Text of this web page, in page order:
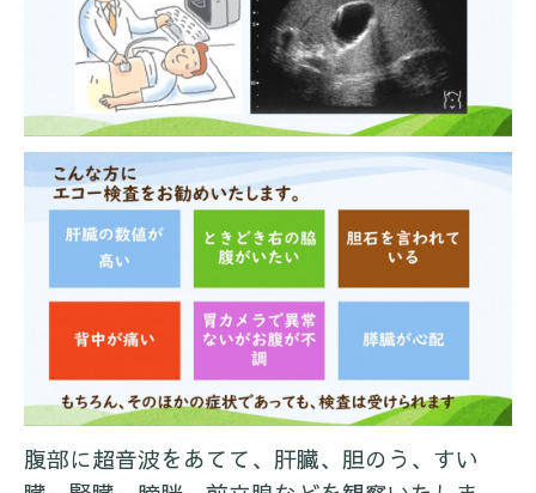
腹部に超音波をあてて、肝臓、胆のう、すい